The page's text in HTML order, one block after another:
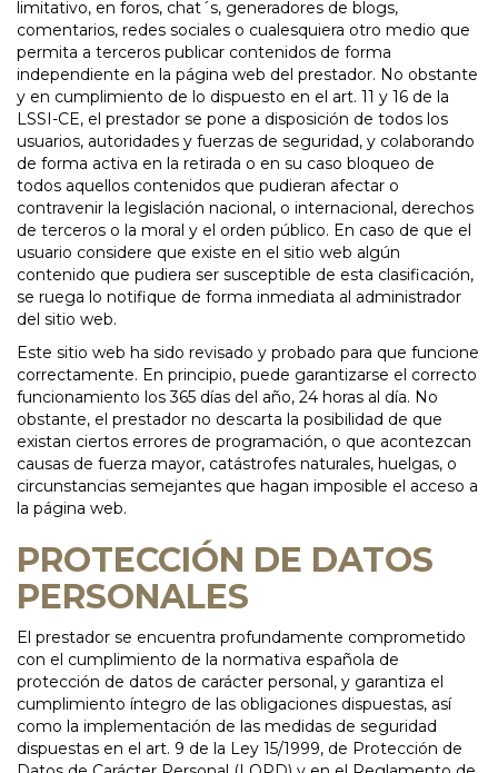
limitativo, en foros, chat´s, generadores de blogs,
comentarios, redes sociales o cualesquiera otro medio que
permita a terceros publicar contenidos de forma
independiente en la página web del prestador. No obstante
y en cumplimiento de lo dispuesto en el art. 11 y 16 de la
LSSI-CE, el prestador se pone a disposición de todos los
usuarios, autoridades y fuerzas de seguridad, y colaborando
de forma activa en la retirada o en su caso bloqueo de
todos aquellos contenidos que pudieran afectar o
contravenir la legislación nacional, o internacional, derechos
de terceros o la moral y el orden público. En caso de que el
usuario considere que existe en el sitio web algún
contenido que pudiera ser susceptible de esta clasificación,
se ruega lo notifique de forma inmediata al administrador
del sitio web.
Este sitio web ha sido revisado y probado para que funcione
correctamente. En principio, puede garantizarse el correcto
funcionamiento los 365 días del año, 24 horas al día. No
obstante, el prestador no descarta la posibilidad de que
existan ciertos errores de programación, o que acontezcan
causas de fuerza mayor, catástrofes naturales, huelgas, o
circunstancias semejantes que hagan imposible el acceso a
la página web.
PROTECCIÓN DE DATOS
PERSONALES
El prestador se encuentra profundamente comprometido
con el cumplimiento de la normativa española de
protección de datos de carácter personal, y garantiza el
cumplimiento íntegro de las obligaciones dispuestas, así
como la implementación de las medidas de seguridad
dispuestas en el art. 9 de la Ley 15/1999, de Protección de